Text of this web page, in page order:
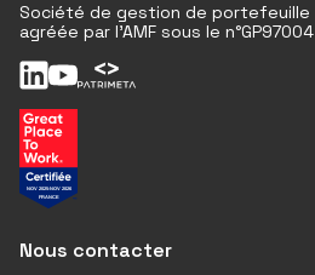
Société de gestion de portefeuille
agréée par l'AMF sous le n°GP97004
Nous contacter